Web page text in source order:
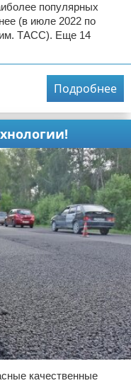
популярных
(в июле 2022 по
ТАСС). Еще 14
Подробнее
качественные